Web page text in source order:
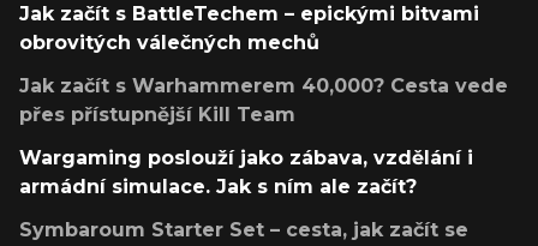
Jak začít s BattleTechem – epickými bitvami
obrovitých válečných mechů
Jak začít s Warhammerem 40,000? Cesta vede
přes přístupnější Kill Team
Wargaming poslouží jako zábava, vzdělání i
armádní simulace. Jak s ním ale začít?
Symbaroum Starter Set – cesta, jak začít se